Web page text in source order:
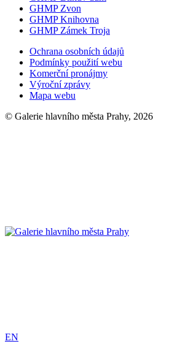
GHMP Zvon
GHMP Knihovna
GHMP Zámek Troja
Ochrana osobních údajů
Podmínky použití webu
Komerční pronájmy
Výroční zprávy
Mapa webu
© Galerie hlavního města Prahy, 2026
EN